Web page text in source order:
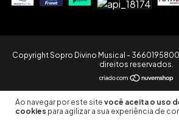
Ao navegar por este site você aceita o uso
cookies para agilizar a sua experiência de
Copyright Sopro Divino Musical -
direitos reservados.